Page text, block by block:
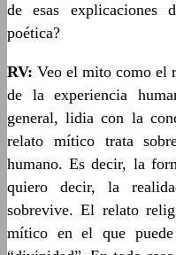
de esas explicaciones
poética?
RV: Veo el mito como el
de la experiencia
general, lidia con la
relato mítico trata
humano. Es decir, la
quiero decir, la
sobrevive. El relato
mítico en el que